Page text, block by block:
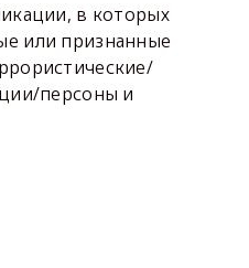
в которых
или признанные
персоны и